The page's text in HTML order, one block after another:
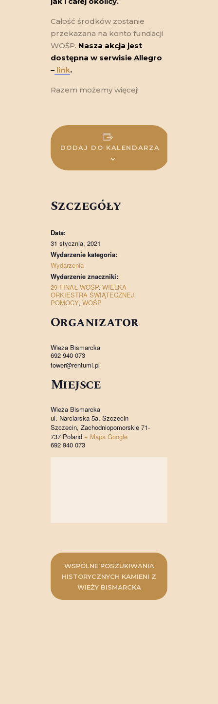
Całość środków zostanie
przekazana na konto fundacji
WOŚP. Nasza akcja jest
dostępna w serwisie Allegro
– link.
Razem możemy więcej!
DODAJ DO KALENDARZA
Szczegóły
Data:
31 stycznia, 2021
Wydarzenie kategoria:
Wydarzenia
Wydarzenie znaczniki:
29 FINAŁ WOŚP, WIELKA
ORKIESTRA ŚWIĄTECZNEJ
POMOCY, WOŚP
Organizator
Wieża Bismarcka
692 940 073
tower@rentumi.pl
Miejsce
Wieża Bismarcka
ul. Narciarska 5a, Szczecin
Szczecin, Zachodniopomorskie 71-
737 Poland + Mapa Google
692 940 073
WSPÓLNE POSZUKIWANIA
HISTORYCZNYCH KAMIENI Z
WIEŻY BISMARCKA